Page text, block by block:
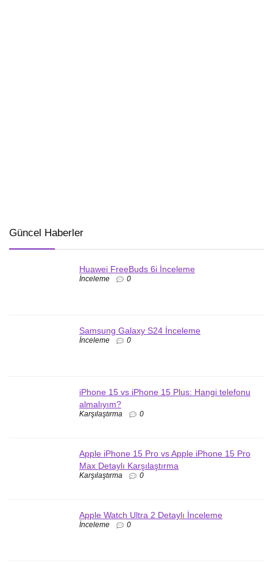
Güncel Haberler
Huawei FreeBuds 6i İnceleme
İnceleme 0
Samsung Galaxy S24 İnceleme
İnceleme 0
iPhone 15 vs iPhone 15 Plus: Hangi telefonu
almalıyım?
Karşılaştırma 0
Apple iPhone 15 Pro vs Apple iPhone 15 Pro
Max Detaylı Karşılaştırma
Karşılaştırma 0
Apple Watch Ultra 2 Detaylı İnceleme
İnceleme 0